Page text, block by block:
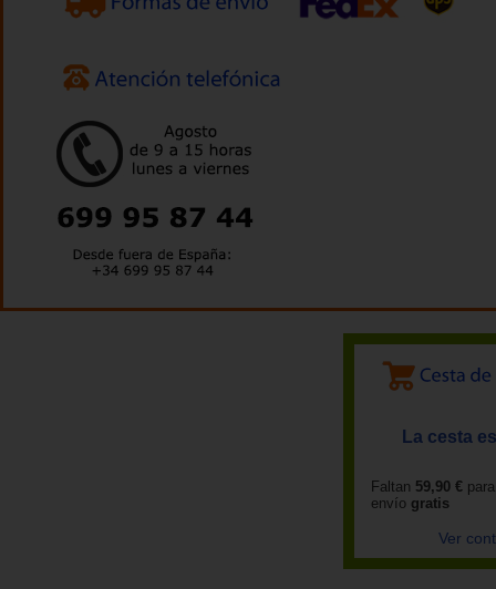
La cesta
Faltan 59,90 €
envío gratis
Ver